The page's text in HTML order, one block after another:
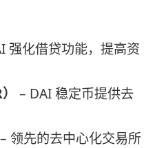
强化借贷功能，提高资
– DAI 稳定币提供去
– 领先的去中心化交易所